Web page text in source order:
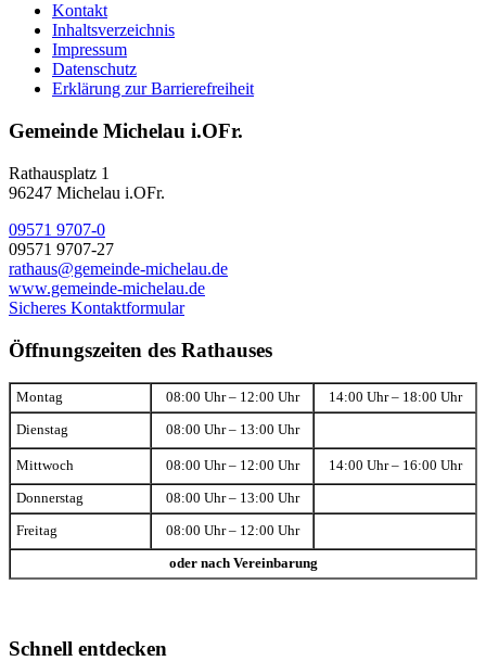
Kontakt
Inhaltsverzeichnis
Impressum
Datenschutz
Erklärung zur Barrierefreiheit
Gemeinde Michelau i.OFr.
Rathausplatz 1
96247 Michelau i.OFr.
09571 9707-0
09571 9707-27
rathaus@gemeinde-michelau.de
www.gemeinde-michelau.de
Sicheres Kontaktformular
Öffnungszeiten des Rathauses
Montag 08:00 Uhr – 12:00 Uhr 14:00 Uhr – 18:00 Uhr
Dienstag 08:00 Uhr – 13:00 Uhr
Mittwoch 08:00 Uhr – 12:00 Uhr 14:00 Uhr – 16:00 Uhr
Donnerstag 08:00 Uhr – 13:00 Uhr
Freitag 08:00 Uhr – 12:00 Uhr
oder nach Vereinbarung
Schnell entdecken